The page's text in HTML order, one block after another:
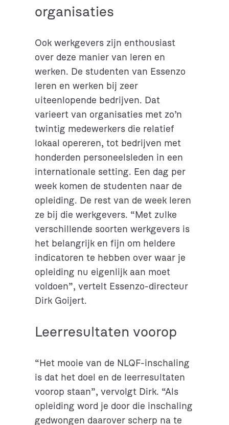
organisaties
Ook werkgevers zijn enthousiast
over deze manier van leren en
werken. De studenten van Essenzo
leren en werken bij zeer
uiteenlopende bedrijven. Dat
varieert van organisaties met zo’n
twintig medewerkers die relatief
lokaal opereren, tot bedrijven met
honderden personeelsleden in een
internationale setting. Een dag per
week komen de studenten naar de
opleiding. De rest van de week leren
ze bij die werkgevers. “Met zulke
verschillende soorten werkgevers is
het belangrijk en fijn om heldere
indicatoren te hebben over waar je
opleiding nu eigenlijk aan moet
voldoen”, vertelt Essenzo-directeur
Dirk Goijert.
Leerresultaten voorop
“Het mooie van de NLQF-inschaling
is dat het doel en de leerresultaten
voorop staan”, vervolgt Dirk. “Als
opleiding word je door die inschaling
gedwongen daarover scherp na te